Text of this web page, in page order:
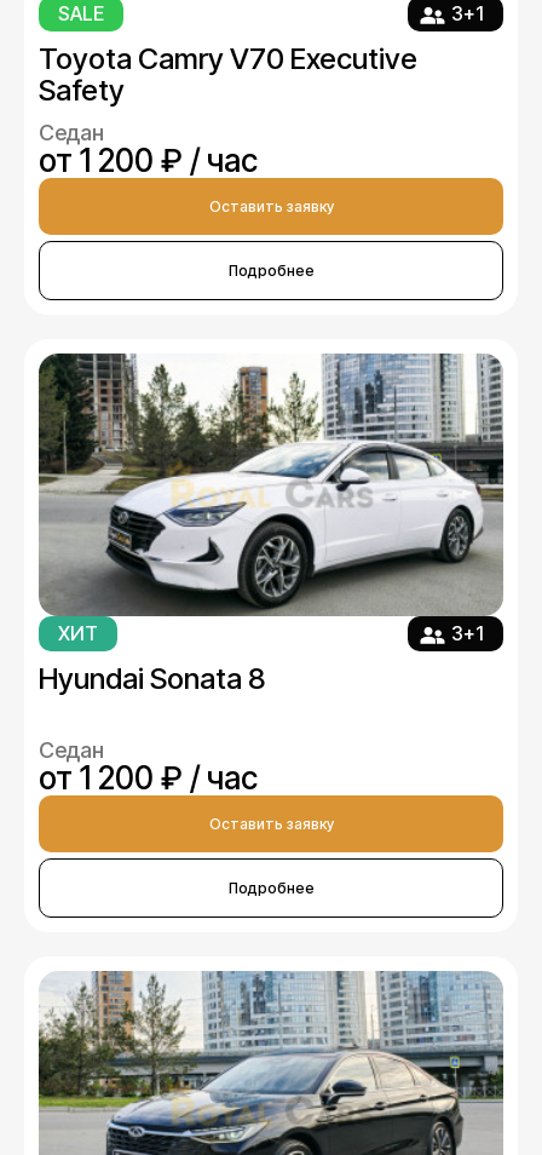
SALE 3+1
Toyota Camry V70 Executive
Safety
Седан
от 1 200 ₽ / час
Оставить заявку
Подробнее
ХИТ 3+1
Hyundai Sonata 8
Седан
от 1 200 ₽ / час
Оставить заявку
Подробнее